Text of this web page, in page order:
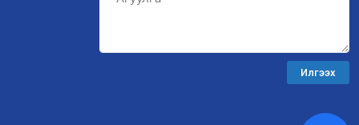
Илгээх